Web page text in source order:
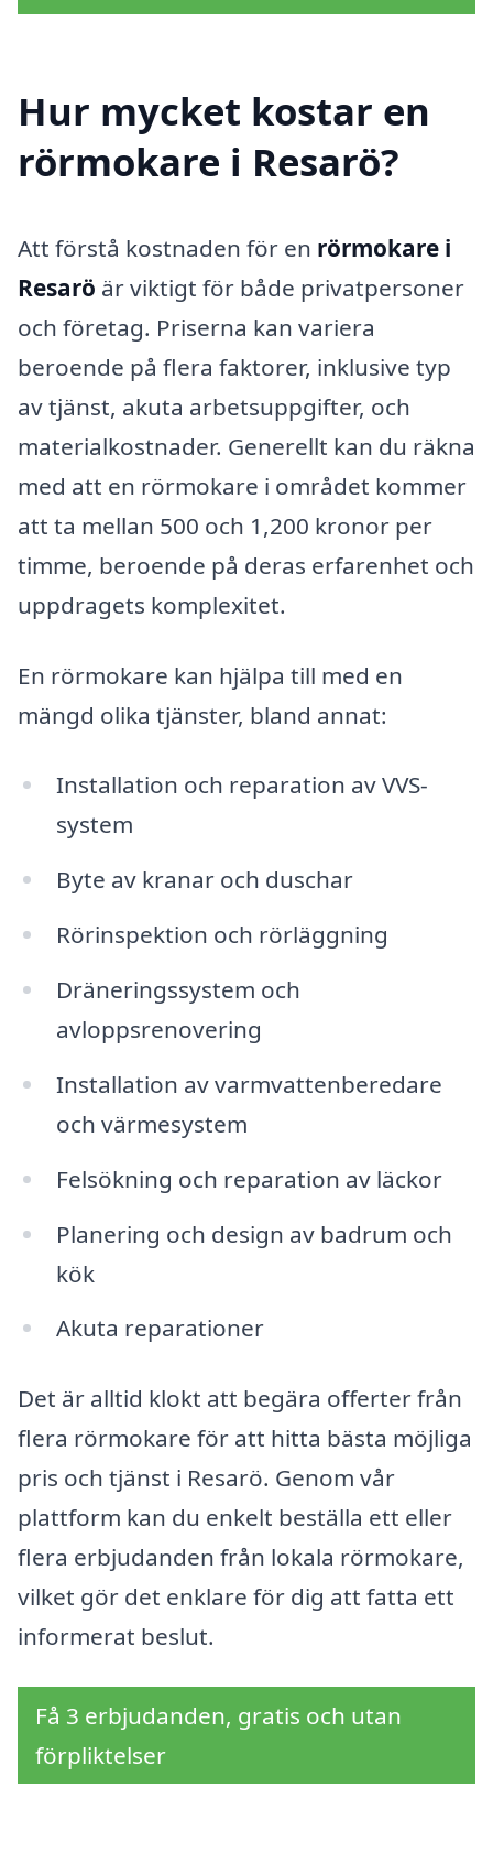
Hur mycket kostar en
rörmokare i Resarö?
Att förstå kostnaden för en rörmokare i
Resarö är viktigt för både privatpersoner
och företag. Priserna kan variera
beroende på flera faktorer, inklusive typ
av tjänst, akuta arbetsuppgifter, och
materialkostnader. Generellt kan du räkna
med att en rörmokare i området kommer
att ta mellan 500 och 1,200 kronor per
timme, beroende på deras erfarenhet och
uppdragets komplexitet.
En rörmokare kan hjälpa till med en
mängd olika tjänster, bland annat:
Installation och reparation av VVS-
system
Byte av kranar och duschar
Rörinspektion och rörläggning
Dräneringssystem och
avloppsrenovering
Installation av varmvattenberedare
och värmesystem
Felsökning och reparation av läckor
Planering och design av badrum och
kök
Akuta reparationer
Det är alltid klokt att begära offerter från
flera rörmokare för att hitta bästa möjliga
pris och tjänst i Resarö. Genom vår
plattform kan du enkelt beställa ett eller
flera erbjudanden från lokala rörmokare,
vilket gör det enklare för dig att fatta ett
informerat beslut.
Få 3 erbjudanden, gratis och utan
förpliktelser